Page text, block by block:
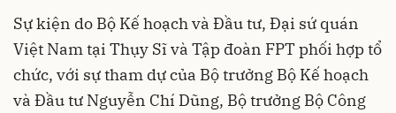
Sự kiện do Bộ Kế hoạch và Đầu tư, Đại sứ quán
Việt Nam tại Thụy Sĩ và Tập đoàn FPT phối hợp tổ
chức, với sự tham dự của Bộ trưởng Bộ Kế hoạch
và Đầu tư Nguyễn Chí Dũng, Bộ trưởng Bộ Công